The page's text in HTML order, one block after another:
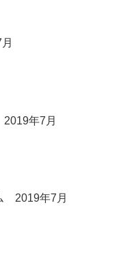
年7月
2019年7月